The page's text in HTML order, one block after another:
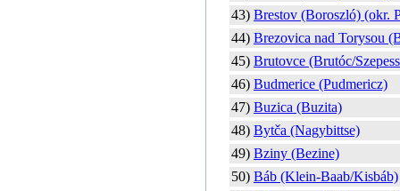
43) Brestov (Boroszló) (okr.
44) Brezovica nad Torysou
45) Brutovce (Brutóc/
46) Budmerice (Pudmericz)
47) Buzica (Buzita)
48) Bytča (Nagybittse)
49) Bziny (Bezine)
50) Báb (Klein-Baab/Kisbáb)